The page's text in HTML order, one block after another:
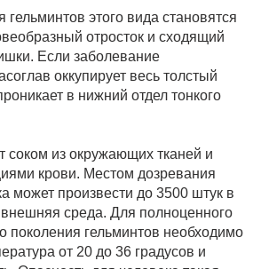
этого вида становятся
отросток и сходящий
Если заболевание
оккупирует весь толстый
в нижний отдел тонкого
соком из окружающих тканей и
крови. Местом дозревания
может произвести до 3500 штук в
внешняя среда. Для полноценного
поколения гельминтов необходимо
от 20 до 36 градусов и